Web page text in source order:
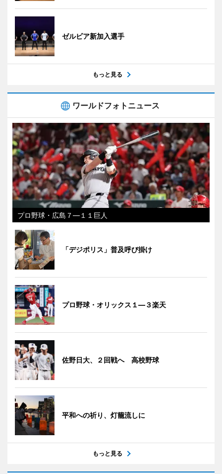
ゼルビア新加入選手
もっと見る
ワールドフォトニュース
プロ野球・広島７―１１巨人
「デジポリス」普及呼び掛け
プロ野球・オリックス１―３楽天
佐野日大、２回戦へ 高校野球
平和への祈り、灯籠流しに
もっと見る